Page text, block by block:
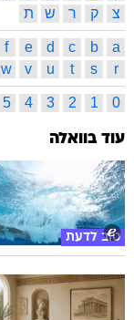
צ
ק ר ש ת
a
b
c
d
e
f
r
s
t
u
v
w
0
1
2
3
4
5
עוד בוואלה
טוב לדעת